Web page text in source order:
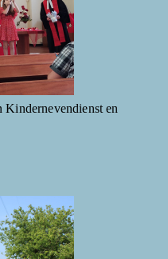
Kindernevendienst en